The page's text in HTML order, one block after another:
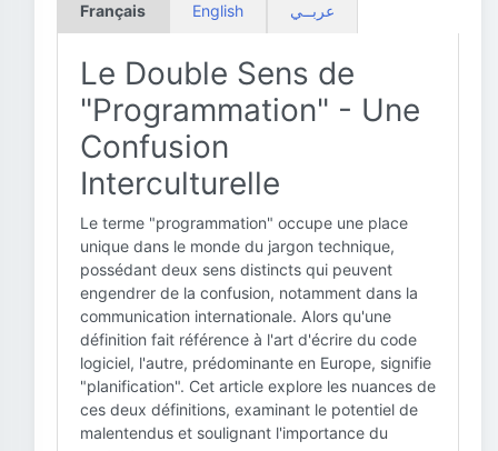
Français English عربــي
Le Double Sens de
"Programmation" - Une
Confusion
Interculturelle
Le terme "programmation" occupe une place
unique dans le monde du jargon technique,
possédant deux sens distincts qui peuvent
engendrer de la confusion, notamment dans la
communication internationale. Alors qu'une
définition fait référence à l'art d'écrire du code
logiciel, l'autre, prédominante en Europe, signifie
"planification". Cet article explore les nuances de
ces deux définitions, examinant le potentiel de
malentendus et soulignant l'importance du